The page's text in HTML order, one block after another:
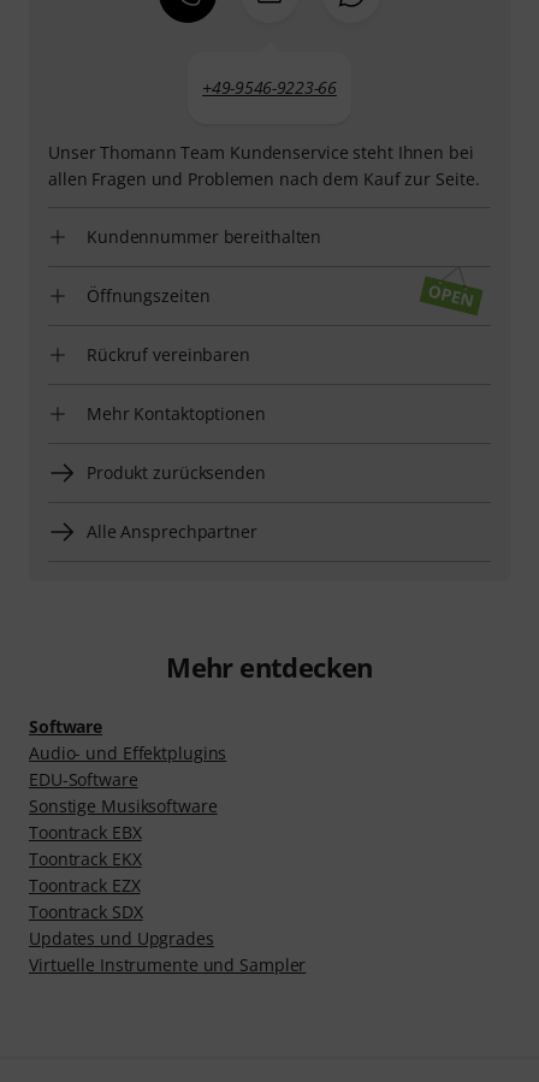
+49-9546-9223-66
Unser Thomann Team Kundenservice steht Ihnen bei
allen Fragen und Problemen nach dem Kauf zur Seite.
Kundennummer bereithalten
Öffnungszeiten
Rückruf vereinbaren
Mehr Kontaktoptionen
Produkt zurücksenden
Alle Ansprechpartner
Mehr entdecken
Software
Audio- und Effektplugins
EDU-Software
Sonstige Musiksoftware
Toontrack EBX
Toontrack EKX
Toontrack EZX
Toontrack SDX
Updates und Upgrades
Virtuelle Instrumente und Sampler